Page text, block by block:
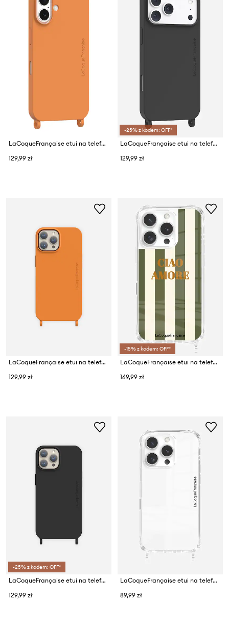
LaCoqueFrançaise etui na telefon IPHONE 17
129,99 zł
-25% z kodem: OFF*
LaCoqueFrançaise etui na telefon IPHONE 17 PRO MAX
129,99 zł
LaCoqueFrançaise etui na telefon iPhone 16 Pro Max
129,99 zł
-15% z kodem: OFF*
LaCoqueFrançaise etui na telefon iPhone 16 Pro
169,99 zł
-25% z kodem: OFF*
LaCoqueFrançaise etui na telefon iPhone 16 Pro Max
129,99 zł
LaCoqueFrançaise etui na telefon iPhone 16 Pro
89,99 zł